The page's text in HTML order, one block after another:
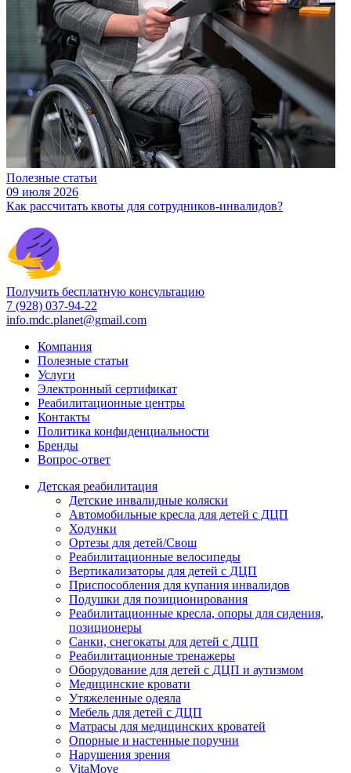
Полезные статьи
09 июля 2026
Как рассчитать квоты для сотрудников-инвалидов?
Получить бесплатную консультацию
7 (928) 037-94-22
info.mdc.planet@gmail.com
Компания
Полезные статьи
Услуги
Электронный сертификат
Реабилитационные центры
Контакты
Политика конфиденциальности
Бренды
Вопрос-ответ
Детская реабилитация
Детские инвалидные коляски
Автомобильные кресла для детей с ДЦП
Ходунки
Ортезы для детей/Свош
Реабилитационные велосипеды
Вертикализаторы для детей с ДЦП
Приспособления для купания инвалидов
Подушки для позиционирования
Реабилитационные кресла, опоры для сидения,
позиционеры
Санки, снегокаты для детей с ДЦП
Реабилитационные тренажеры
Оборудование для детей с ДЦП и аутизмом
Медицинские кровати
Утяжеленные одеяла
Мебель для детей с ДЦП
Матрасы для медицинских кроватей
Опорные и настенные поручни
Нарушения зрения
VitaMove